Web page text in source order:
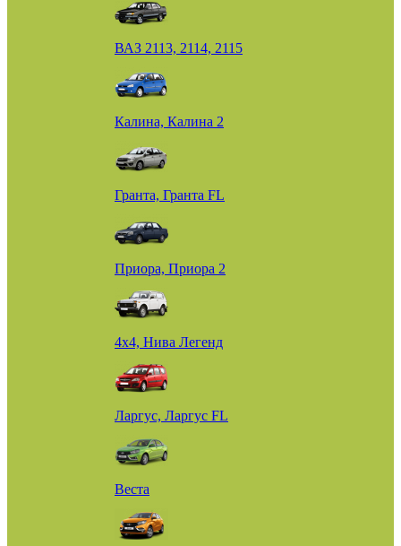
ВАЗ 2113, 2114, 2115
Калина, Калина 2
Гранта, Гранта FL
Приора, Приора 2
4х4, Нива Легенд
Ларгус, Ларгус FL
Веста